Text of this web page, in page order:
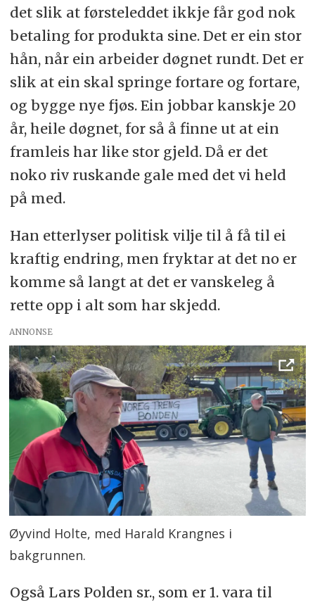
det slik at førsteleddet ikkje får god nok
betaling for produkta sine. Det er ein stor
hån, når ein arbeider døgnet rundt. Det er
slik at ein skal springe fortare og fortare,
og bygge nye fjøs. Ein jobbar kanskje 20
år, heile døgnet, for så å finne ut at ein
framleis har like stor gjeld. Då er det
noko riv ruskande gale med det vi held
på med.
Han etterlyser politisk vilje til å få til ei
kraftig endring, men fryktar at det no er
komme så langt at det er vanskeleg å
rette opp i alt som har skjedd.
ANNONSE
Øyvind Holte, med Harald Krangnes i
bakgrunnen.
Også Lars Polden sr., som er 1. vara til